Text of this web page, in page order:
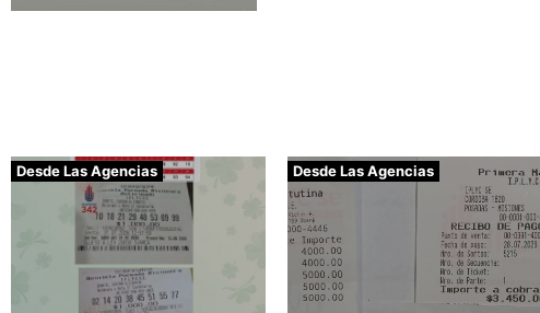
Desde Las Agencias Desde Las Agencias